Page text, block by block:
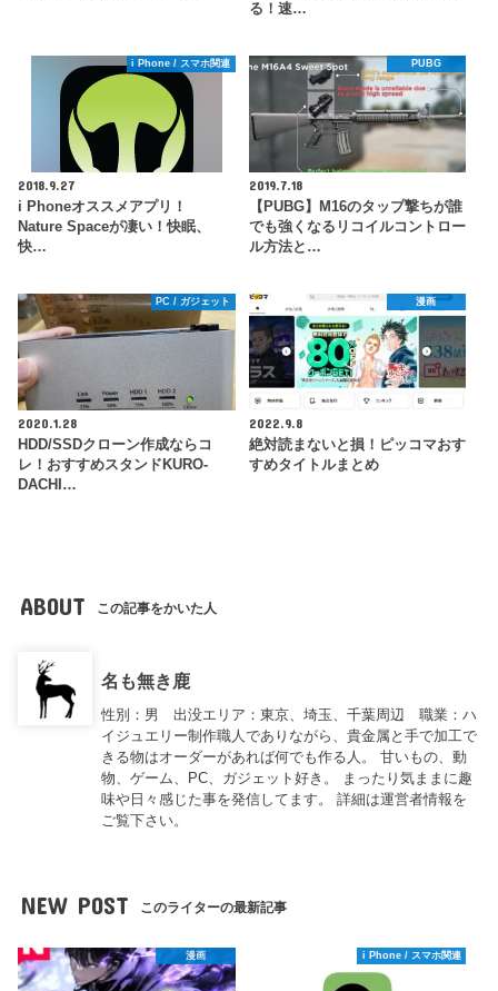
る！速…
i Phone / スマホ関連
2018.9.27
i Phoneオススメアプリ！
Nature Spaceが凄い！快眠、
快…
PUBG
2019.7.18
【PUBG】M16のタップ撃ちが誰
でも強くなるリコイルコントロー
ル方法と…
PC / ガジェット
2020.1.28
HDD/SSDクローン作成ならコ
レ！おすすめスタンドKURO-
DACHI…
漫画
2022.9.8
絶対読まないと損！ピッコマおす
すめタイトルまとめ
ABOUT この記事をかいた人
名も無き鹿
性別：男 出没エリア：東京、埼玉、千葉周辺 職業：ハ
イジュエリー制作職人でありながら、貴金属と手で加工で
きる物はオーダーがあれば何でも作る人。 甘いもの、動
物、ゲーム、PC、ガジェット好き。 まったり気ままに趣
味や日々感じた事を発信してます。 詳細は運営者情報を
ご覧下さい。
NEW POST このライターの最新記事
漫画 i Phone / スマホ関連